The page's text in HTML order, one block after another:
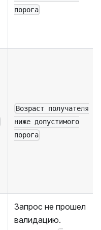
порога
Возраст получателя
ниже допустимого
порога
Запрос не прошел
валидацию.